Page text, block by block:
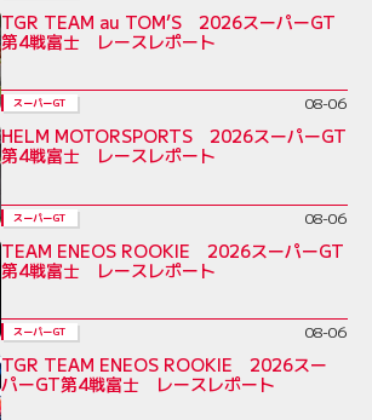
TGR TEAM au TOM’S 2026スーパーGT
第4戦富士 レースレポート
スーパーGT 08-06
HELM MOTORSPORTS 2026スーパーGT
第4戦富士 レースレポート
スーパーGT 08-06
TEAM ENEOS ROOKIE 2026スーパーGT
第4戦富士 レースレポート
スーパーGT 08-06
TGR TEAM ENEOS ROOKIE 2026スー
パーGT第4戦富士 レースレポート